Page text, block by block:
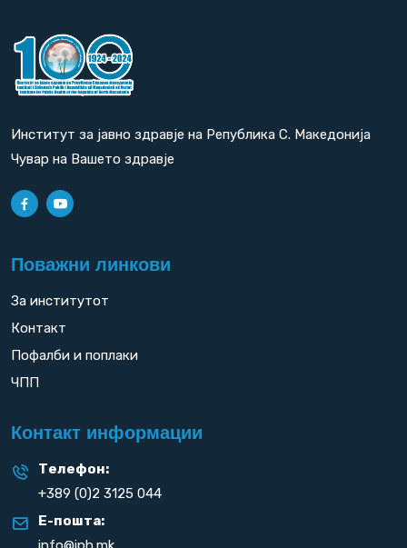
Институт за јавно здравје на Република С. Македонија
Чувар на Вашето здравје
Поважни линкови
За институтот
Контакт
Пофалби и поплаки
ЧПП
Контакт информации
Телефон:
+389 (0)2 3125 044
Е-пошта: